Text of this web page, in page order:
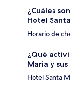
¿Cuáles
Hotel
Horario de
¿Qué
Maria y
Hotel Santa